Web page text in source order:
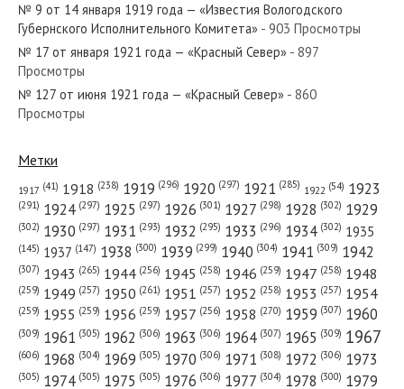
№ 217 от ноября 1949 года — «Красный Север»
№ 221 от ноября 1955 года — «Красный Север»
№ 12 от января 1932 года — «Красный Север»
№ 92 от апреля 1970 года — «Красный Север»
№ 9 от 14 января 1919 года — «Известия Вологодского
Губернского Исполнительного Комитета» - 903 Просмотры
№ 17 от января 1921 года — «Красный Север» - 897
Просмотры
№ 127 от июня 1921 года — «Красный Север» - 860
Просмотры
Метки
1917 (41) 1918 (238) 1919 (296) 1920 (297) 1921 (285) 1922 (54) 1923
(291) 1924 (297) 1925 (297) 1926 (301) 1927 (298) 1928 (302) 1929
(302) 1930 (297) 1931 (293) 1932 (295) 1933 (296) 1934 (302) 1935
(145) 1937 (147) 1938 (300) 1939 (299) 1940 (304) 1941 (309) 1942
(307) 1943 (265) 1944 (256) 1945 (258) 1946 (259) 1947 (258) 1948
(259) 1949 (257) 1950 (261) 1951 (257) 1952 (258) 1953 (257) 1954
(259) 1955 (259) 1956 (259) 1957 (256) 1958 (270) 1959 (307) 1960
(309) 1961 (305) 1962 (306) 1963 (306) 1964 (307) 1965 (309) 1967
(606) 1968 (304) 1969 (305) 1970 (306) 1971 (308) 1972 (306) 1973
(305) 1974 (305) 1975 (305) 1976 (306) 1977 (304) 1978 (300) 1979